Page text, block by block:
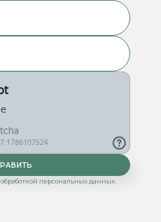
обработкой персональных данных.